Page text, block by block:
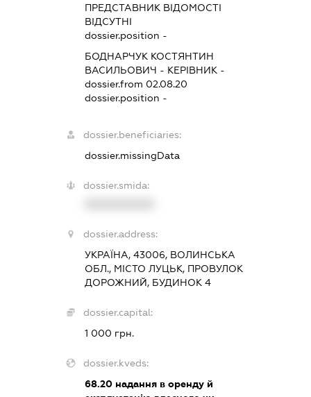
ПРЕДСТАВНИК ВІДОМОСТІ
ВІДСУТНІ
dossier.position -
БОДНАРЧУК КОСТЯНТИН
ВАСИЛЬОВИЧ - КЕРІВНИК -
dossier.from 02.08.20
dossier.position -
dossier.beneficiaries:
dossier.missingData
dossier.smida:
dossier.address:
УКРАЇНА, 43006, ВОЛИНСЬКА
ОБЛ., МІСТО ЛУЦЬК, ПРОВУЛОК
ДОРОЖНИЙ, БУДИНОК 4
dossier.capital:
1 000 грн.
dossier.kveds:
68.20надання в оренду й